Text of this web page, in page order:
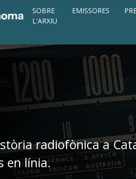
SOBRE
L'ARXIU
EMISSORES
radiofònica a
en línia.